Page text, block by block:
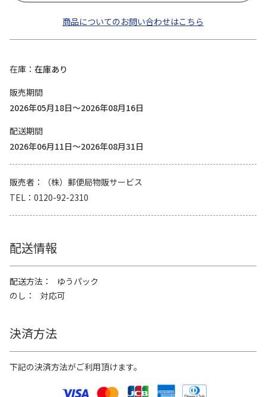
商品についてのお問い合わせはこちら
在庫
在庫あり
販売期間
2026年05月18日～2026年08月16日
配送期間
2026年06月11日～2026年08月31日
販売者
（株）郵便局物販サービス
TEL
0120-92-2310
配送情報
配送方法
ゆうパック
のし
対応可
決済方法
下記の決済方法がご利用頂けます。